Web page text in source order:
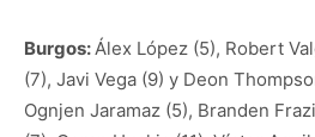
Burgos:Álex López (5), Robert
(7), Javi Vega (9) y Deon
Ognjen Jaramaz (5), Branden